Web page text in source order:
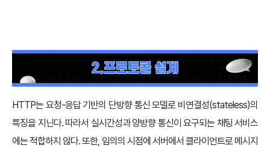
HTTP는 요청-응답 기반의 단방향 통신 모델로 비연결성(stateless)의
특징을 지닌다. 따라서 실시간성과 양방향 통신이 요구되는 채팅 서비스
에는 적합하지 않다. 또한, 임의의 시점에 서버에서 클라이언트로 메시지